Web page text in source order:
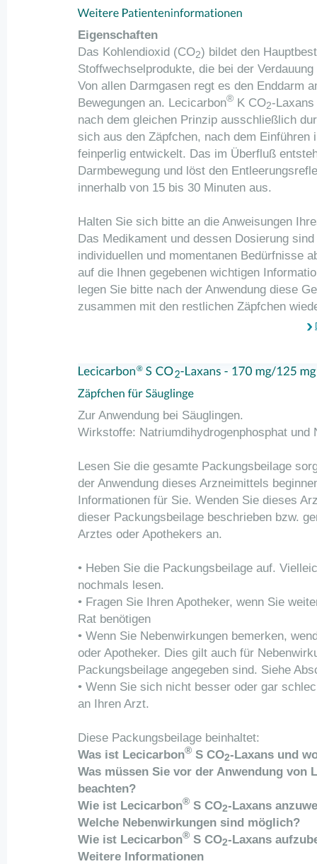
Eigenschaften
Das Kohlendioxid (CO2) bildet den
Stoffwechselprodukte, die bei der
Von allen Darmgasen regt es den Enddarm
Bewegungen an. Lecicarbon® K CO2-Laxans
nach dem gleichen Prinzip ausschließlich
sich aus den Zäpfchen, nach dem Einführen
feinperlig entwickelt. Das im Überfluß
Darmbewegung und löst den
innerhalb von 15 bis 30 Minuten aus.
Halten Sie sich bitte an die Anweisungen
Das Medikament und dessen Dosierung
individuellen und momentanen Bedürfnisse
auf die Ihnen gegebenen wichtigen
legen Sie bitte nach der Anwendung diese
zusammen mit den restlichen Zäpfchen
Zur Anwendung bei Säuglingen.
Wirkstoffe: Natriumdihydrogenphosphat und
Lesen Sie die gesamte Packungsbeilage
der Anwendung dieses Arzneimittels
Informationen für Sie. Wenden Sie dieses
dieser Packungsbeilage beschrieben bzw.
Arztes oder Apothekers an.
• Heben Sie die Packungsbeilage auf.
nochmals lesen.
• Fragen Sie Ihren Apotheker, wenn Sie
Rat benötigen
• Wenn Sie Nebenwirkungen bemerken,
oder Apotheker. Dies gilt auch für
Packungsbeilage angegeben sind. Siehe
• Wenn Sie sich nicht besser oder gar
an Ihren Arzt.
Diese Packungsbeilage beinhaltet:
Was ist Lecicarbon® S CO2-Laxans und
Was müssen Sie vor der Anwendung von
beachten?
Wie ist Lecicarbon® S CO2-Laxans
Welche Nebenwirkungen sind möglich?
Wie ist Lecicarbon® S CO2-Laxans
Weitere Informationen